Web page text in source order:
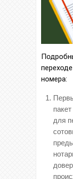
номера:
для